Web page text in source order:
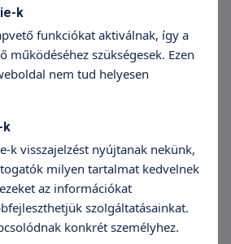
igazgatója ismertette,
technológiát alkalmazó
vizsgálatokon túl
elérhető vizsgálat
nagyon magas
informatikai megvalósítása
kétirányú online illesztett
csökkenti a hibaszázalékot
megrendelői oldalon egyaránt.
hogy a laboratóriumi
része a laboratóriumba
k
funkciókat aktiválnak, így a
működéséhez szükségesek. Ezen
nem tud helyesen
k
k visszajelzést nyújtanak nekünk,
milyen tartalmat kedvelnek
az információkat
szolgáltatásainkat.
konkrét személyhez.